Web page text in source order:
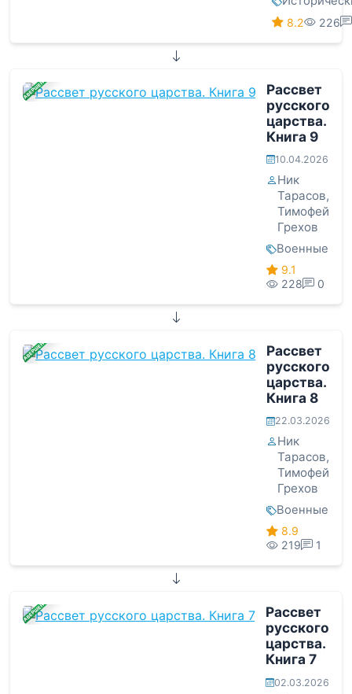
8.2 226
ЗАВЕРШЕНА
Рассвет
русского
царства.
Книга 9
10.04.2026
Ник
Тарасов,
Тимофей
Грехов
Военные
9.1
228
0
ЗАВЕРШЕНА
Рассвет
русского
царства.
Книга 8
22.03.2026
Ник
Тарасов,
Тимофей
Грехов
Военные
8.9
219
1
ЗАВЕРШЕНА
Рассвет
русского
царства.
Книга 7
02.03.2026